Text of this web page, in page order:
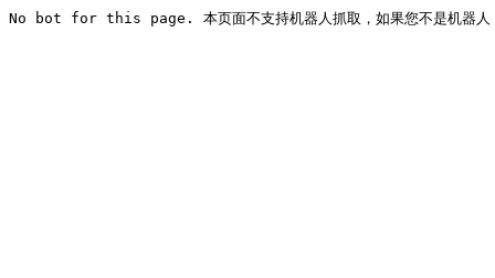
No bot for this page. 本页面不支持机器人抓取，如果您不是机器人，